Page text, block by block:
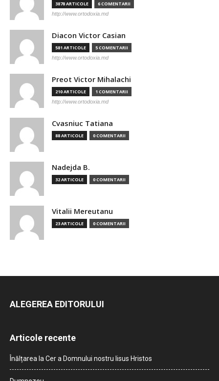
3878 ARTICOLE 6 COMENTARII
http://www.ortodoxia.md
Diacon Victor Casian
581 ARTICOLE 5 COMENTARII
http://www.ortodoxia.md
Preot Victor Mihalachi
210 ARTICOLE 1 COMENTARII
http://www.ortodoxia.md
Cvasniuc Tatiana
88 ARTICOLE 0 COMENTARII
Nadejda B.
32 ARTICOLE 0 COMENTARII
Vitalii Mereutanu
23 ARTICOLE 0 COMENTARII
ALEGEREA EDITORULUI
Articole recente
Înălțarea la Cer a Domnului nostru Iisus Hristos